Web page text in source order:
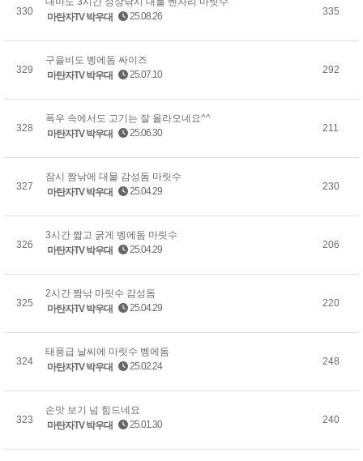
330
마탄자TV 박우대
25.08.26 335
329
구을비도 벵에돔 싸이즈
마탄자TV 박우대
25.07.10 292
328
폭우 속에서도 고기는 잘 올라오네요^^
마탄자TV 박우대
25.06.30 211
327
잠시 짬낚에 대물 감성돔 마릿수
마탄자TV 박우대
25.04.29 230
326
3시간 짧고 굵게 벵에돔 마릿수
마탄자TV 박우대
25.04.29 206
325
2시간 짬낚 마릿수 감성돔
마탄자TV 박우대
25.04.29 220
324
태풍급 날씨에 마릿수 벵에돔
마탄자TV 박우대
25.02.24 248
323
손맛 보기 넘 힘드네요
마탄자TV 박우대
25.01.30 240